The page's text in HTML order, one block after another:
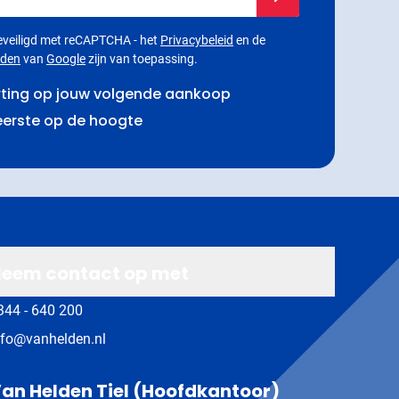
met reCAPTCHA - het Privacybeleid en de
van Googlezijn van toepassing.
op jouw volgende aankoop
op de hoogte
- 640 200
Helden Tiel (Hoofdkantoor)